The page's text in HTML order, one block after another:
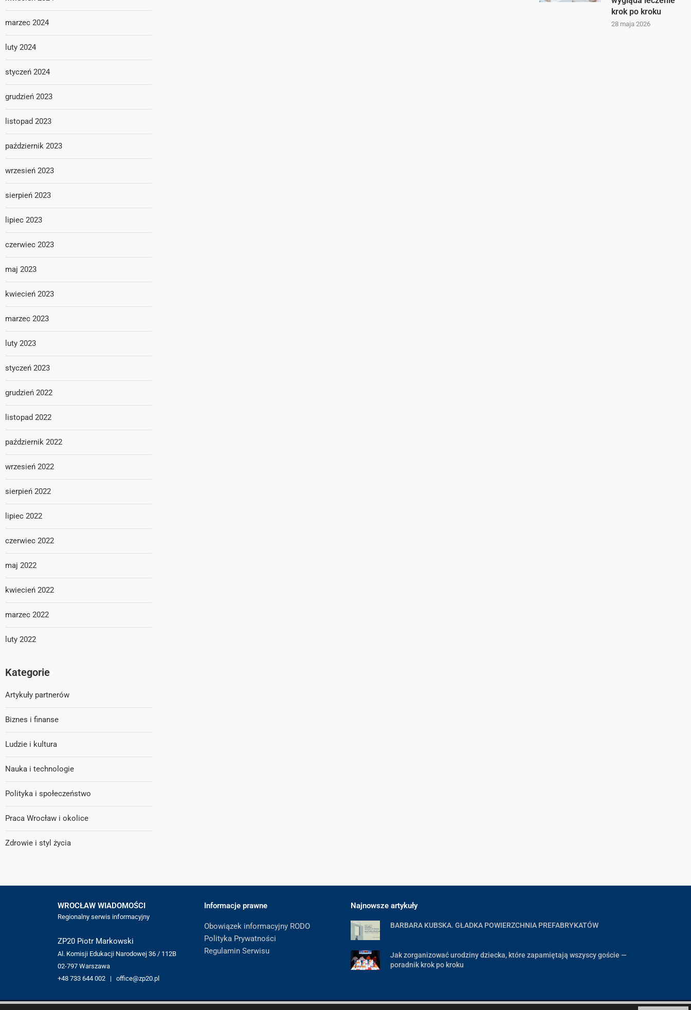
krok po kroku
28 maja 2026
marzec 2024
luty 2024
styczeń 2024
grudzień 2023
listopad 2023
październik 2023
wrzesień 2023
sierpień 2023
lipiec 2023
czerwiec 2023
maj 2023
kwiecień 2023
marzec 2023
luty 2023
styczeń 2023
grudzień 2022
listopad 2022
październik 2022
wrzesień 2022
sierpień 2022
lipiec 2022
czerwiec 2022
maj 2022
kwiecień 2022
marzec 2022
luty 2022
Kategorie
Artykuły partnerów
Biznes i finanse
Ludzie i kultura
Nauka i technologie
Polityka i społeczeństwo
Praca Wrocław i okolice
Zdrowie i styl życia
WROCŁAW WIADOMOŚCI
Regionalny serwis informacyjny
ZP20 Piotr Markowski
Al. Komisji Edukacji Narodowej 36 / 112B
02-797 Warszawa
+48 733 644 002 | office@zp20.pl
Informacje prawne
Obowiązek informacyjny RODO
Polityka Prywatności
Regulamin Serwisu
Najnowsze artykuły
BARBARA KUBSKA. GŁADKA POWIERZCHNIA PREFABRYKATÓW
Jak zorganizować urodziny dziecka, które zapamiętają wszyscy goście —
poradnik krok po kroku